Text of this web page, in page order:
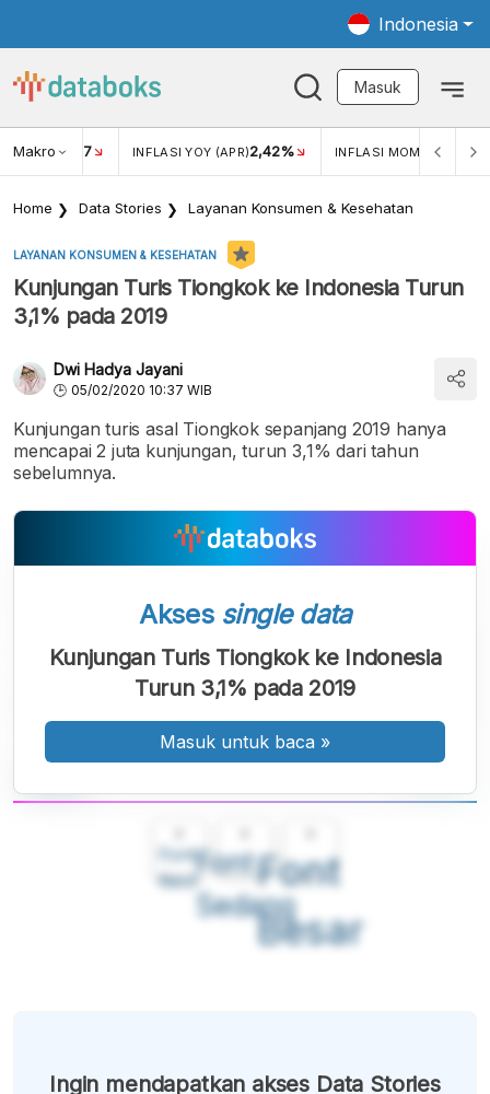
Indonesia
Masuk
Makro
USD/IDR 17 INFLASI YOY (APR)2,42% INFLASI MOM (MAR)
Home Data Stories Layanan Konsumen & Kesehatan
LAYANAN KONSUMEN & KESEHATAN
Kunjungan Turis Tiongkok ke Indonesia Turun
3,1% pada 2019
Dwi Hadya Jayani
05/02/2020 10:37 WIB
Kunjungan turis asal Tiongkok sepanjang 2019 hanya
mencapai 2 juta kunjungan, turun 3,1% dari tahun
sebelumnya.
Font
Kecil
Font
Sedang
Font
Besar
Akses single data
Kunjungan Turis Tiongkok ke Indonesia
Turun 3,1% pada 2019
Masuk untuk baca »
Ingin mendapatkan akses Data Stories